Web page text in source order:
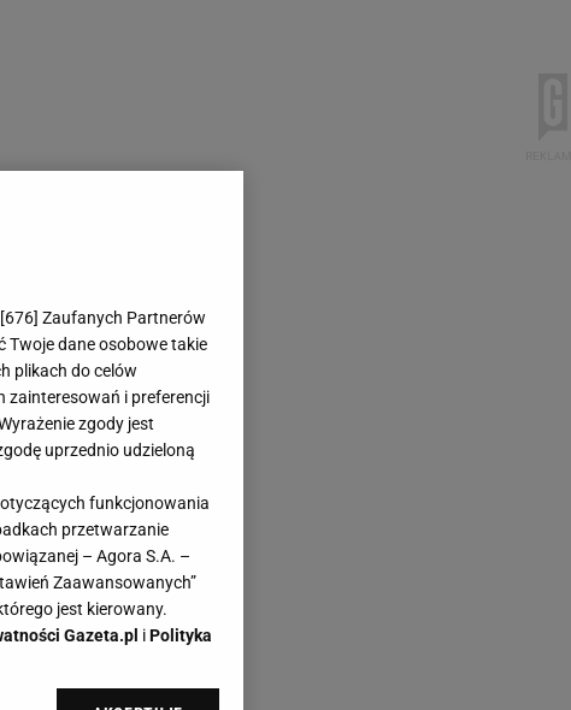
676] Zaufanych Partnerów
Twoje dane osobowe takie
plikach do celów
zainteresowań i preferencji
zgody jest
uprzednio udzieloną
funkcjonowania
przetwarzanie
– Agora S.A. –
Zaawansowanych”
jest kierowany.
Gazeta.pl iPolityka